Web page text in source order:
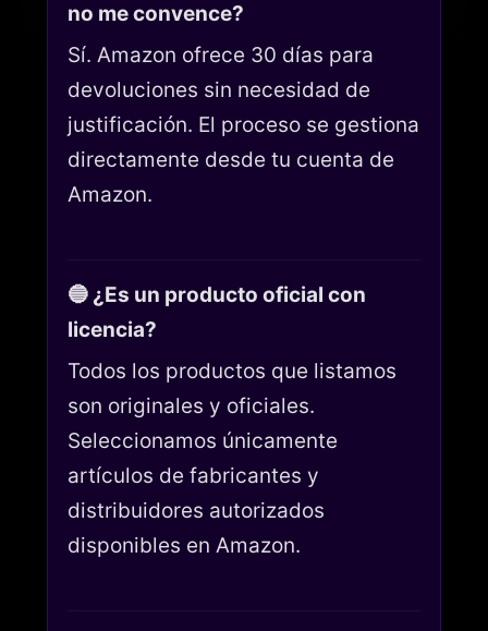
no me convence?
Sí. Amazon ofrece 30 días para
devoluciones sin necesidad de
justificación. El proceso se gestiona
directamente desde tu cuenta de
Amazon.
🔵 ¿Es un producto oficial con
licencia?
Todos los productos que listamos
son originales y oficiales.
Seleccionamos únicamente
artículos de fabricantes y
distribuidores autorizados
disponibles en Amazon.